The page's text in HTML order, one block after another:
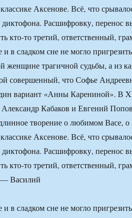
Аксенове. Всё, что
Расшифровку, перенос
кто-то третий, ответственный,
в сладком сне не могло
женщине трагичной судьбы, а из
совершенный, что Софье
вариант «Анны Карениной». В
Кабаков и Евгений
творение о любимом Васе,
Аксенове. Всё, что
Расшифровку, перенос
кто-то третий, ответственный,
в сладком сне не могло